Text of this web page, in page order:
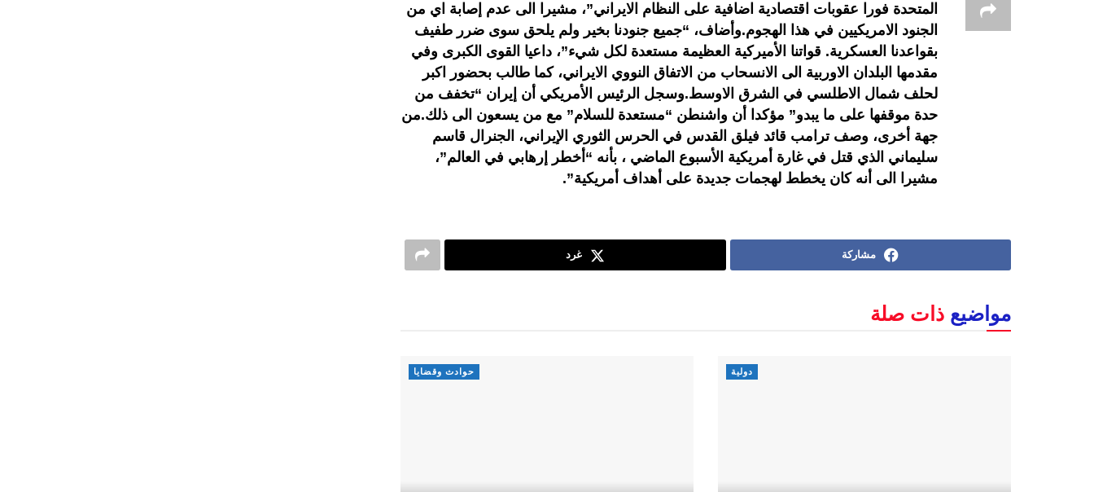
المتحدة فورا عقوبات اقتصادية اضافية على النظام الايراني”، مشيرا الى عدم إصابة اي من
الجنود الامريكيين في هذا الهجوم.وأضاف، “جميع جنودنا بخير ولم يلحق سوى ضرر طفيف
بقواعدنا العسكرية. قواتنا الأميركية العظيمة مستعدة لكل شيء”، داعيا القوى الكبرى وفي
مقدمها البلدان الاوربية الى الانسحاب من الاتفاق النووي الايراني، كما طالب بحضور اكبر
لحلف شمال الاطلسي في الشرق الاوسط.وسجل الرئيس الأمريكي أن إيران “تخفف من
حدة موقفها على ما يبدو” مؤكدا أن واشنطن “مستعدة للسلام” مع من يسعون الى ذلك.من
جهة أخرى، وصف ترامب قائد فيلق القدس في الحرس الثوري الإيراني، الجنرال قاسم
سليماني الذي قتل في غارة أمريكية الأسبوع الماضي ، بأنه “أخطر إرهابي في العالم”،
مشيرا الى أنه كان يخطط لهجمات جديدة على أهداف أمريكية”.
مشاركة غرد
مواضيع ذات صلة
دولية حوادث وقضايا